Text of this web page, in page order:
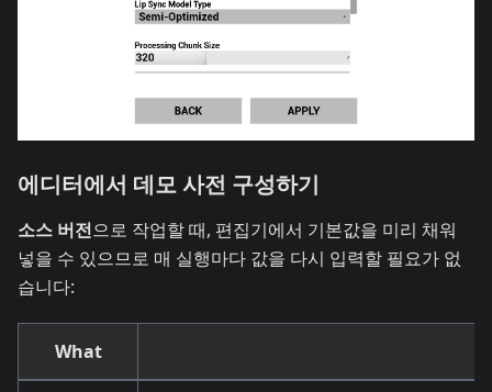
에디터에서 데모 사전 구성하기
소스 버전으로 작업할 때, 편집기에서 기본값을 미리 채워
넣을 수 있으므로 매 실행마다 값을 다시 입력할 필요가 없
습니다:
What